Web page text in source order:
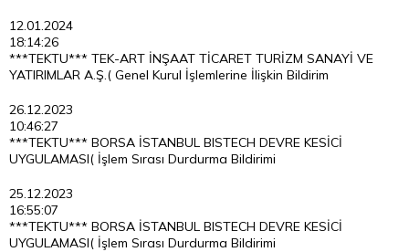
12.01.2024
18:14:26
***TEKTU*** TEK-ART İNŞAAT TİCARET TURİZM SANAYİ VE
YATIRIMLAR A.Ş.( Genel Kurul İşlemlerine İlişkin Bildirim
26.12.2023
10:46:27
***TEKTU*** BORSA İSTANBUL BISTECH DEVRE KESİCİ
UYGULAMASI( İşlem Sırası Durdurma Bildirimi
25.12.2023
16:55:07
***TEKTU*** BORSA İSTANBUL BISTECH DEVRE KESİCİ
UYGULAMASI( İşlem Sırası Durdurma Bildirimi